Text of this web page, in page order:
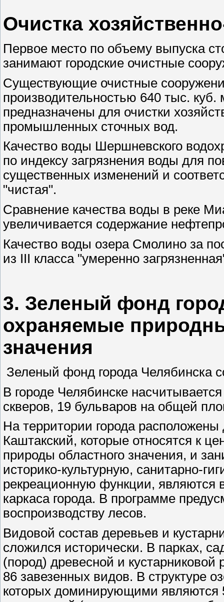
Очистка
Первое место по объему выпуска
занимают городские очистные
Существующие очистные
производительностью 640 тыс.
предназначены для очистки
промышленных сточных вод.
Качество воды Шершневского
по индексу загрязнения воды для
существенных изменений и
"чистая".
Сравнение качества воды в реке
увеличивается содержание
Качество воды озера Смолино за
из III класса "умеренно
3. Зеленый фонд
охраняемые
значения
Зеленый фонд города Челябинска
В городе Челябинске
скверов, 19 бульваров на общей
На территории города
Каштакский, которые относятся к
природы областного значения, и
историко-культурную, санитарно-
рекреационную функции,
каркаса города. В программе
воспроизводству лесов.
Видовой состав деревьев и
сложился исторически. В парках,
(пород) древесной и
86 завезенных видов. В структуре
которых доминирующими